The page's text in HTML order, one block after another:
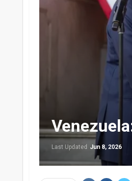
Last Updated Jun 8, 2026